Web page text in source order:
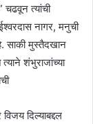
चढवून त्यांची
नागर, मनुची
साकी मुस्तैदखान
शंभुराजांच्या
दिल्याबद्दल